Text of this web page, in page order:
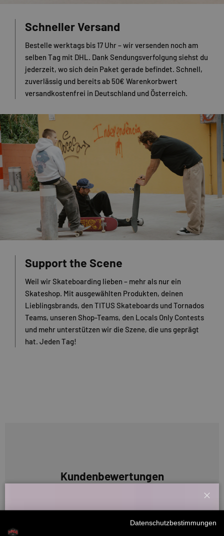
Schneller Versand
Bestelle werktags bis 17 Uhr – wir versenden noch am
selben Tag mit DHL. Dank Sendungsverfolgung siehst du
jederzeit, wo sich dein Paket gerade befindet. Schnell,
zuverlässig und bereits ab 50€ Warenkorbwert
versandkostenfrei in Deutschland und Österreich.
Support the Scene
Weil wir Skateboarding lieben – mehr als nur ein
Skateshop. Mit ausgewählten Produkten, deinen
Lieblingsbrands, den TITUS Skateboards und Tornados
Teams, unseren Shop-Teams, den Locals Only Contests
und mehr unterstützen wir die Szene, die uns geprägt
hat. Jeden Tag!
Kundenbewertungen
Willkommensbonus
Datenschutzbestimmungen